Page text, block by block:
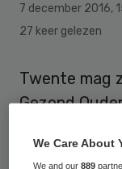
7 december 2016,
27 keer gelezen
Twente mag
Gezond
Twenteraad
We Care About
We and our889